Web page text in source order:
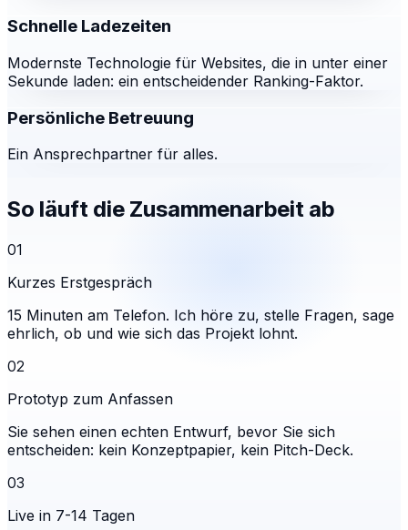
Schnelle Ladezeiten
Modernste Technologie für Websites, die in unter einer
Sekunde laden: ein entscheidender Ranking-Faktor.
Persönliche Betreuung
Ein Ansprechpartner für alles.
So läuft die Zusammenarbeit ab
01
Kurzes Erstgespräch
15 Minuten am Telefon. Ich höre zu, stelle Fragen, sage
ehrlich, ob und wie sich das Projekt lohnt.
02
Prototyp zum Anfassen
Sie sehen einen echten Entwurf, bevor Sie sich
entscheiden: kein Konzeptpapier, kein Pitch-Deck.
03
Live in 7-14 Tagen